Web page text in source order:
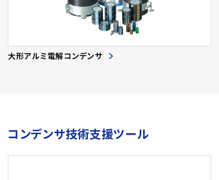
大形アルミ電解コンデンサ
コンデンサ技術支援ツール